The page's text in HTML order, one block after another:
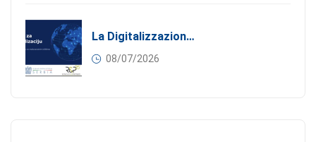
La Digitalizzazione Come Motore Dell’internazionalizzazione
08/07/2026